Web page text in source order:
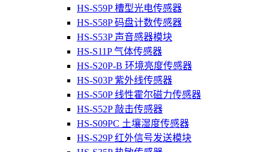
HS-S59P 槽型光电传感器
HS-S58P 码盘计数传感器
HS-S53P 声音感器模块
HS-S11P 气体传感器
HS-S20P-B 环境亮度传感器
HS-S03P 紫外线传感器
HS-S50P 线性霍尔磁力传感器
HS-S52P 敲击传感器
HS-S09PC 土壤湿度传感器
HS-S29P 红外信号发送模块